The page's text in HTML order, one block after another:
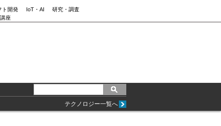
ト開発 IoT・AI
研究・調査
座
テクノロジー一覧へ